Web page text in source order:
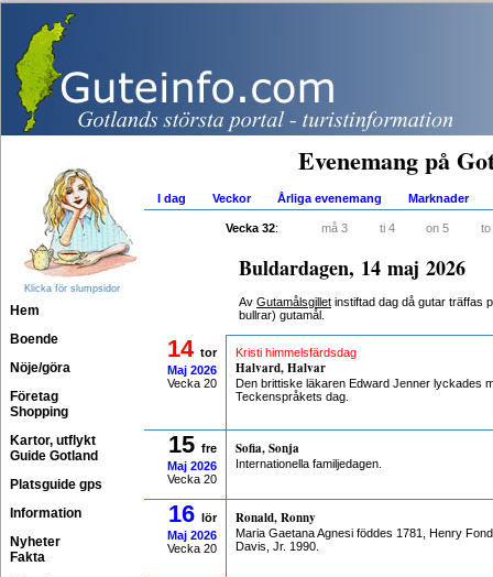
Klicka för slumpsidor
Hem
Boende
Nöje/göra
Företag
Shopping
Kartor, utflykt
Guide Gotland
Platsguide gps
Information
Nyheter
Fakta
Evenemang på
I dag Veckor Årliga evenemang Marknader
Vecka 32: må 3 ti 4 on 5 to
Buldardagen, 14 maj 2026
Av Gutamålsgillet instiftad dag då gutar träffas
bullrar) gutamål.
14 tor
Maj 2026
Vecka 20
Kristi himmelsfärdsdag
Halvard, Halvar
Den brittiske läkaren Edward Jenner lyckades
Teckenspråkets dag.
15 fre
Maj 2026
Vecka 20
Sofia, Sonja
Internationella familjedagen.
16 lör
Maj 2026
Vecka 20
Ronald, Ronny
Maria Gaetana Agnesi föddes 1781, Henry
Davis, Jr. 1990.